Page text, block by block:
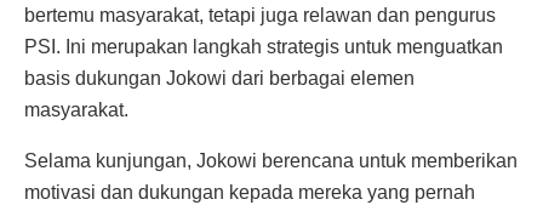
bertemu masyarakat, tetapi juga relawan dan pengurus
PSI. Ini merupakan langkah strategis untuk menguatkan
basis dukungan Jokowi dari berbagai elemen
masyarakat.
Selama kunjungan, Jokowi berencana untuk memberikan
motivasi dan dukungan kepada mereka yang pernah